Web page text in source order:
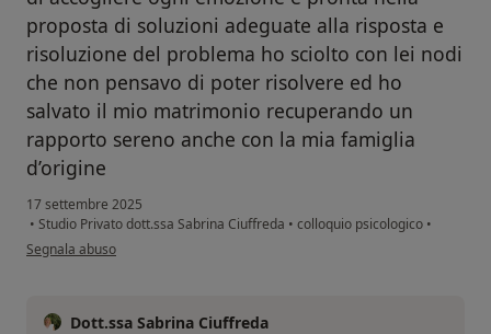
proposta di soluzioni adeguate alla risposta e
risoluzione del problema ho sciolto con lei nodi
che non pensavo di poter risolvere ed ho
salvato il mio matrimonio recuperando un
rapporto sereno anche con la mia famiglia
d’origine
17 settembre 2025
• Studio Privato dott.ssa Sabrina Ciuffreda • colloquio psicologico •
secondo l'opinione dell'utente Il tuo account è stato eliminato
Segnala abuso
Dott.ssa Sabrina Ciuffreda